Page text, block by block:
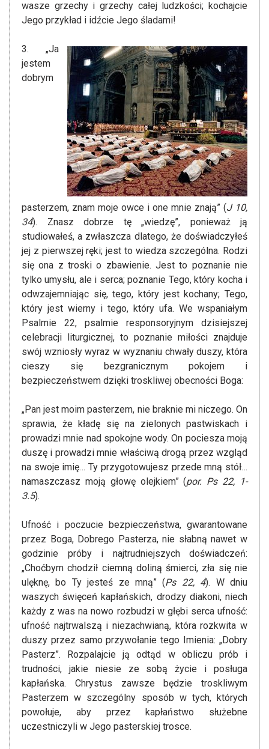
wasze grzechy i grzechy całej ludzkości; kochajcie
Jego przykład i idźcie Jego śladami!
3. „Ja
jestem
dobrym
pasterzem, znam moje owce i one mnie znają” (J 10,
34). Znasz dobrze tę „wiedzę”, ponieważ ją
studiowałeś, a zwłaszcza dlatego, że doświadczyłeś
jej z pierwszej ręki; jest to wiedza szczególna. Rodzi
się ona z troski o zbawienie. Jest to poznanie nie
tylko umysłu, ale i serca; poznanie Tego, który kocha i
odwzajemniając się, tego, który jest kochany; Tego,
który jest wierny i tego, który ufa. We wspaniałym
Psalmie 22, psalmie responsoryjnym dzisiejszej
celebracji liturgicznej, to poznanie miłości znajduje
swój wzniosły wyraz w wyznaniu chwały duszy, która
cieszy się bezgranicznym pokojem i
bezpieczeństwem dzięki troskliwej obecności Boga:
„Pan jest moim pasterzem, nie braknie mi niczego. On
sprawia, że kładę się na zielonych pastwiskach i
prowadzi mnie nad spokojne wody. On pociesza moją
duszę i prowadzi mnie właściwą drogą przez wzgląd
na swoje imię… Ty przygotowujesz przede mną stół…
namaszczasz moją głowę olejkiem” (por. Ps 22, 1-
3.5).
Ufność i poczucie bezpieczeństwa, gwarantowane
przez Boga, Dobrego Pasterza, nie słabną nawet w
godzinie próby i najtrudniejszych doświadczeń:
„Choćbym chodził ciemną doliną śmierci, zła się nie
ulęknę, bo Ty jesteś ze mną” (Ps 22, 4). W dniu
waszych święceń kapłańskich, drodzy diakoni, niech
każdy z was na nowo rozbudzi w głębi serca ufność:
ufność najtrwalszą i niezachwianą, która rozkwita w
duszy przez samo przywołanie tego Imienia: „Dobry
Pasterz”. Rozpalajcie ją odtąd w obliczu prób i
trudności, jakie niesie ze sobą życie i posługa
kapłańska. Chrystus zawsze będzie troskliwym
Pasterzem w szczególny sposób w tych, których
powołuje, aby przez kapłaństwo służebne
uczestniczyli w Jego pasterskiej trosce.